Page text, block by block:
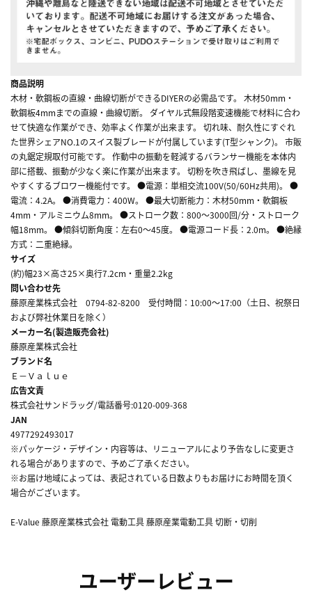
商品説明
木材・軟鋼板の直線・曲線切断ができるDIYERの必需品です。 木材50mm・
軟鋼板4mmまでの直線・曲線切断。 ダイヤル式無段階変速機能で材料に合わ
せて快適な作業ができ、効率よく作業が出来ます。 切れ味、耐久性にすぐれ
た世界シェアNO.1のスイス製ブレードが付属しています(T型シャンク)。 市販
の丸鋸定規取付可能です。 作動中の振動を軽減するバランサー機能を本体内
部に搭載、振動が少なく楽に作業が出来ます。 切粉を吹き飛ばし、墨線を見
やすくするブロワー機能付です。 ●電源：単相交流100V(50/60Hz共用)。 ●
電流：4.2A。 ●消費電力：400W。 ●最大切断能力：木材50mm・軟鋼板
4mm・アルミニウム8mm。 ●ストローク数：800～3000回/分・ストローク
幅18mm。 ●傾斜切断角度：左右0～45度。 ●電源コード長：2.0m。 ●絶縁
方式：二重絶縁。
サイズ
(約)幅23×高さ25×奥行7.2cm・重量2.2kg
問い合わせ先
藤原産業株式会社 0794-82-8200 受付時間：10:00～17:00（土日、祝祭日
および弊社休業日を除く）
メーカー名(製造販売会社)
藤原産業株式会社
ブランド名
Ｅ－Ｖａｌｕｅ
広告文責
株式会社サンドラッグ/電話番号:0120-009-368
JAN
4977292493017
※パッケージ・デザイン・内容等は、リニューアルにより予告なしに変更さ
れる場合がありますので、予めご了承ください。
※お届け地域によっては、表記されている日数よりもお届けにお時間を頂く
場合がございます。
E-Value 藤原産業株式会社 電動工具 藤原産業電動工具 切断・切削
ユーザーレビュー